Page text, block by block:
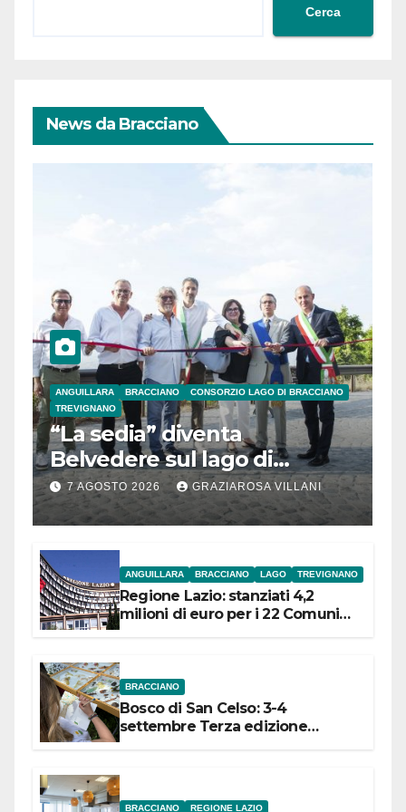
Cerca
News da Bracciano
ANGUILLARA BRACCIANO
CONSORZIO LAGO DI BRACCIANO
TREVIGNANO
“La sedia” diventa
Belvedere sul lago di
Bracciano: ieri
l’inaugurazione
7 AGOSTO 2026 GRAZIAROSA VILLANI
ANGUILLARA BRACCIANO LAGO TREVIGNANO
Regione Lazio: stanziati 4,2
milioni di euro per i 22 Comuni
BRACCIANO
Bosco di San Celso: 3-4
settembre Terza edizione
BRACCIANO REGIONE LAZIO